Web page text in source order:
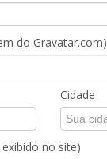
do Gravatar.com)
Cidade
no site)